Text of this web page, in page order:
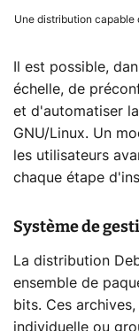
Une distribution capable
Il est possible,
échelle, de
et d'automatiser
GNU/Linux. Un
les utilisateurs
chaque étape
Système de
La distribution
ensemble de
bits. Ces
individuelle ou